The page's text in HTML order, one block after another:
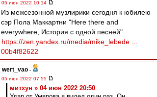
05 июн 2022 10:14
Из межсезонной музлирики сегодня к юбилею
сэр Пола Маккартни "Here there and
everywhere, История с одной песней"
https://zen.yandex.ru/media/mike_lebede ...
00b4f82622
wert_vao -
05 июн 2022 07:55
митхун » 04 июн 2022 20:50